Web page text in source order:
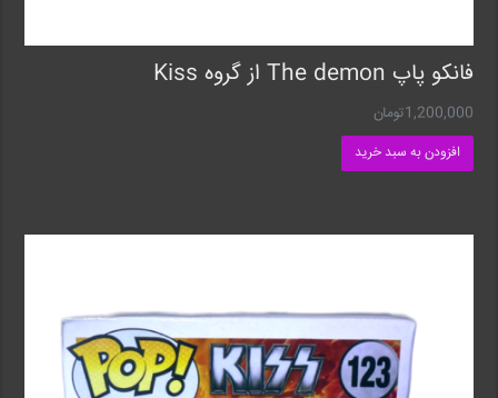
فانکو پاپ The demon از گروه Kiss
1,200,000تومان
افزودن به سبد خرید